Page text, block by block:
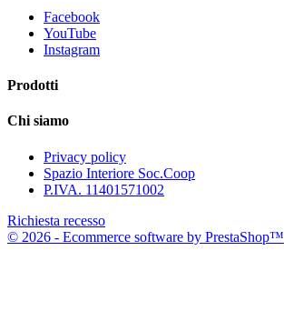
Facebook
YouTube
Instagram
Prodotti
Chi siamo
Privacy policy
Spazio Interiore Soc.Coop
P.IVA. 11401571002
Richiesta recesso
© 2026 - Ecommerce software by PrestaShop™